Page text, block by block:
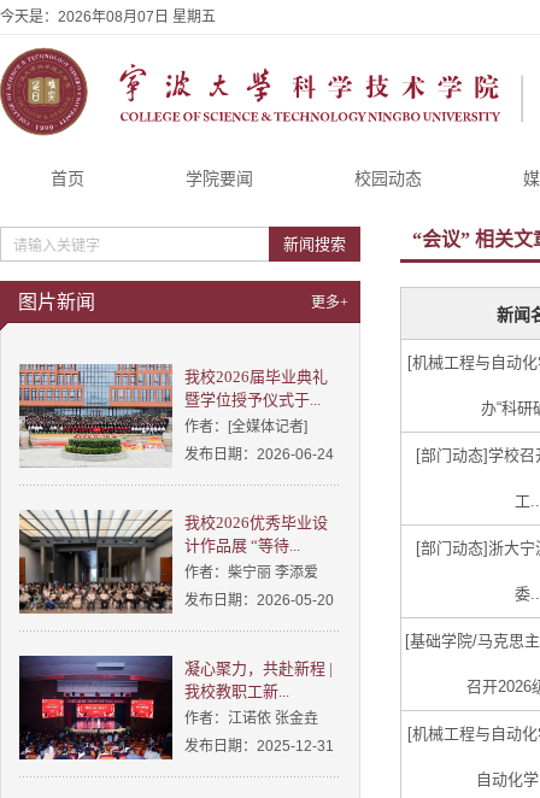
今天是： 2026年08月07日 星期五
首页 学院要闻 校园动态
新闻搜索
图片新闻 更多+
我校2026届毕业典礼
暨学位授予仪式于...
作者：[全媒体记者]
发布日期：2026-06-24
我校2026优秀毕业设
计作品展 “等待...
作者：柴宁丽 李添爱
发布日期：2026-05-20
凝心聚力，共赴新程 |
我校教职工新...
作者：江诺依 张金垚
发布日期：2025-12-31
“会议” 相关文
新闻
[机械工程与自动
办“科研
[部门动态]学校召
工
[部门动态]浙大宁
委
[基础学院/马克思
召开2026
[机械工程与自动
自动化